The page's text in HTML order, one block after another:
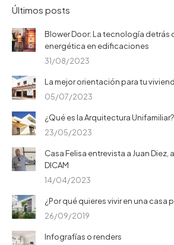
Últimos posts
Blower Door: La tecnología detrás
energética en edificaciones
31/08/2023
La mejor orientación para tu
05/07/2023
¿Qué es la Arquitectura Unifamiliar?
23/05/2023
Casa Felisa entrevista a Juan
DICAM
14/04/2023
¿Por qué quieres vivir en una casa
26/09/2019
Infografías o renders